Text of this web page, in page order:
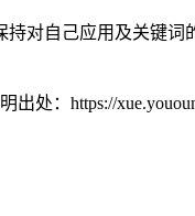
对自己应用及关键
处：https://